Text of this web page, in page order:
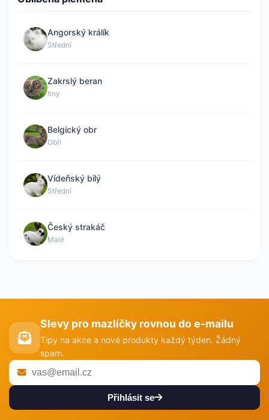
Angorský králík
Střední
Zakrslý beran
tiny
Belgický obr
Obří
Vídeňský bílý
Střední
Český strakáč
Malé
Slevy pro mazlíčky rovnou do e-mailu
Tipy na akce a nové produkty každý týden. Žádný
spam.
Přihlásit se